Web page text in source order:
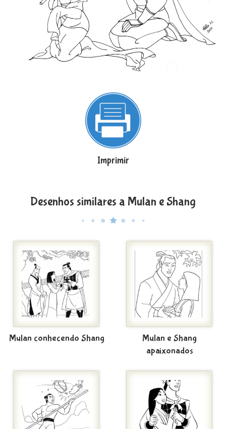
Imprimir
Desenhos similares a Mulan e Shang
Mulan conhecendo Shang
Mulan e Shang
apaixonados